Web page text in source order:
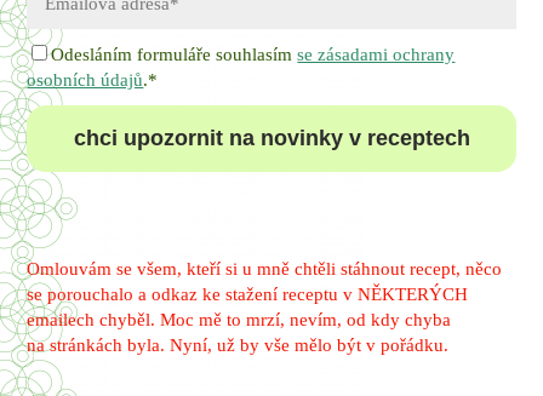
Odesláním formuláře souhlasímse zásadami ochrany
osobních údajů.*
chci upozornit na novinky v receptech
Omlouvám se všem, kteří si u mně chtěli stáhnout recept, něco
se porouchalo a odkaz ke stažení receptu v NĚKTERÝCH
emailech chyběl. Moc mě to mrzí, nevím, od kdy chyba
na stránkách byla. Nyní, už by vše mělo být v pořádku.